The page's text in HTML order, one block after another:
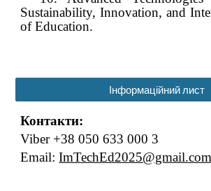
Sustainability, Innovation, and
of Education.
Інформаційний лист
Контакти:
Viber +38 050 633 000 3
Email:ImTechEd2025@gmail.com